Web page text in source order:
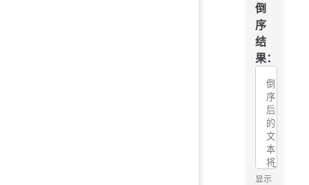
倒
序
结
果：
显示